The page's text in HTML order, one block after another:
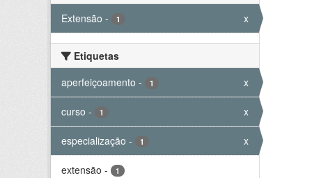
Extensão - 1 x
Etiquetas
aperfeiçoamento - 1 x
curso - 1 x
especialização - 1 x
extensão - 1